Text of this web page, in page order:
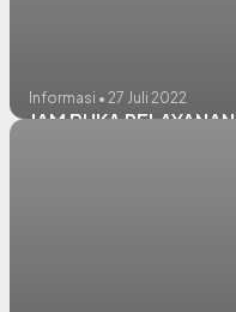
Informasi • 27 Juli 2022
JAM BUKA PELAYANAN